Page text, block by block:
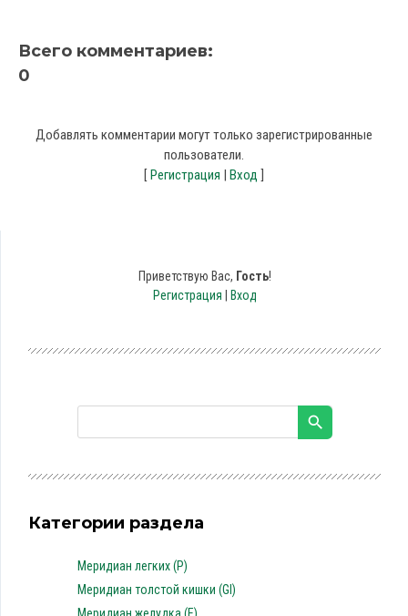
Всего комментариев:
0
Добавлять комментарии могут только зарегистрированные
пользователи.
[Регистрация | Вход ]
Приветствую Вас, Гость!
Регистрация
Вход
Категории раздела
Меридиан легких (P)
Меридиан толстой кишки (GI)